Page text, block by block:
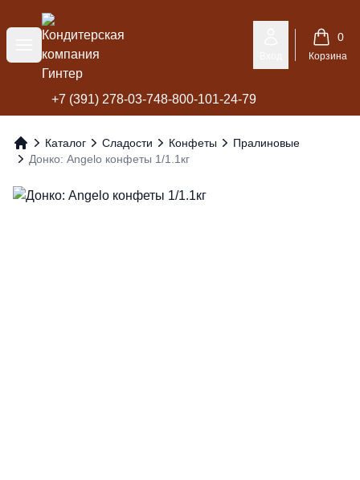
Меню
Кондитерская компания Гинтер
0
Корзина
+7 (391) 278-03-748-800-101-24-79
Главная
Каталог Сладости Конфеты
Пралиновые
Донко: Angelo конфеты 1/1.1кг